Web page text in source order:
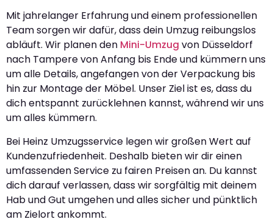
Mit jahrelanger Erfahrung und einem professionellen
Team sorgen wir dafür, dass dein Umzug reibungslos
abläuft. Wir planen den Mini-Umzug von Düsseldorf
nach Tampere von Anfang bis Ende und kümmern uns
um alle Details, angefangen von der Verpackung bis
hin zur Montage der Möbel. Unser Ziel ist es, dass du
dich entspannt zurücklehnen kannst, während wir uns
um alles kümmern.
Bei Heinz Umzugsservice legen wir großen Wert auf
Kundenzufriedenheit. Deshalb bieten wir dir einen
umfassenden Service zu fairen Preisen an. Du kannst
dich darauf verlassen, dass wir sorgfältig mit deinem
Hab und Gut umgehen und alles sicher und pünktlich
am Zielort ankommt.